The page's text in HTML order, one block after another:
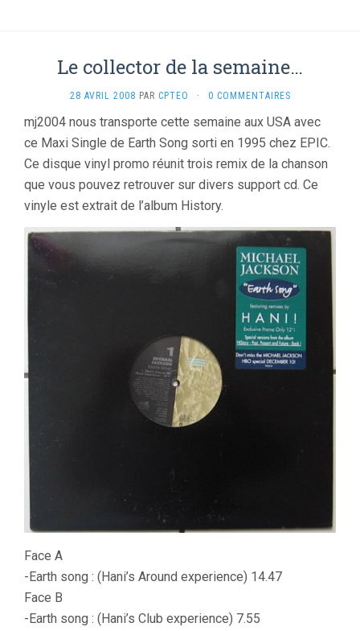
Le collector de la semaine…
28 AVRIL 2008 PAR CPTEO · 0 COMMENTAIRES
mj2004 nous transporte cette semaine aux USA avec
ce Maxi Single de Earth Song sorti en 1995 chez EPIC.
Ce disque vinyl promo réunit trois remix de la chanson
que vous pouvez retrouver sur divers support cd. Ce
vinyle est extrait de l’album History.
Face A
-Earth song : (Hani’s Around experience) 14.47
Face B
-Earth song : (Hani’s Club experience) 7.55